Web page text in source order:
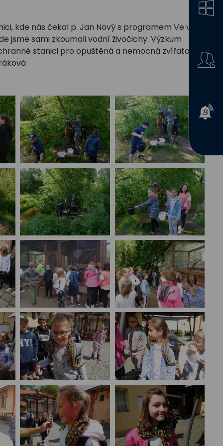
kde nás čekal p. Jan Nový s programem Ve vodě
jsme sami zkoumali vodní živočichy. Výzkum
stanici pro opuštěná a nemocná zvířata s